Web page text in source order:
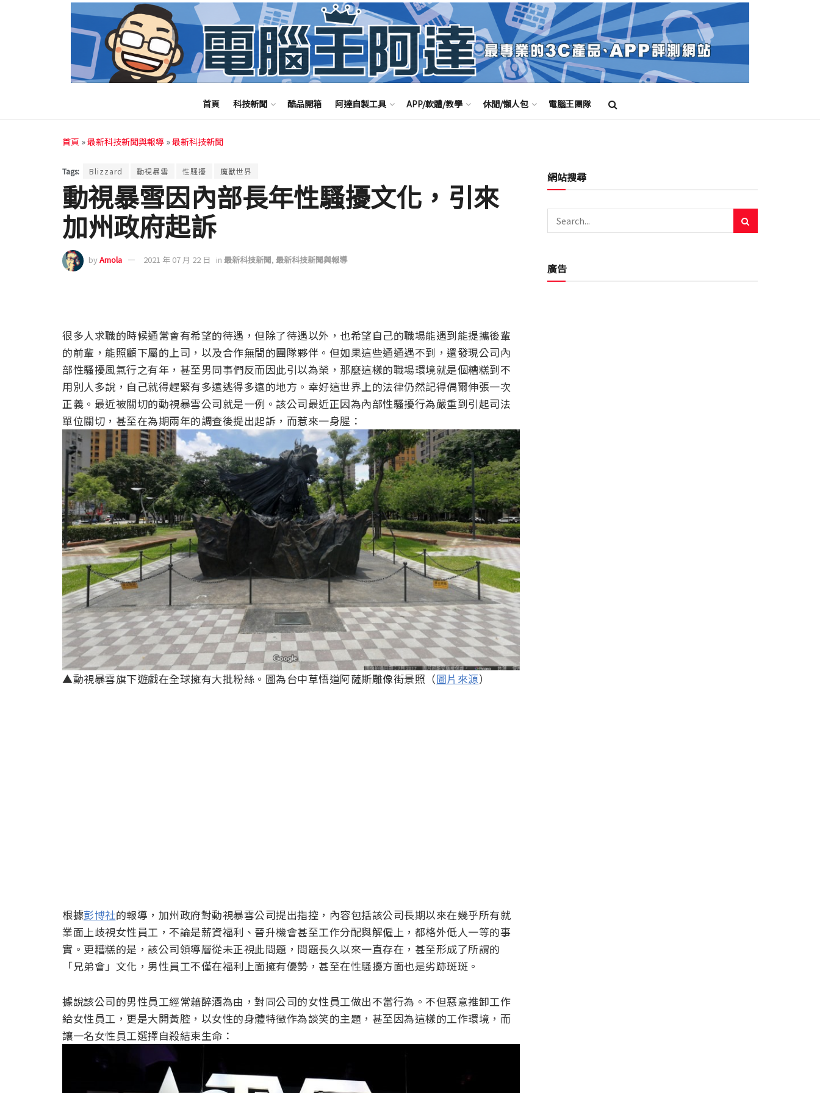
首頁 科技新聞 酷品開箱 阿達自製工具 APP/軟體/教學 休閒/懶人包 電腦王團隊
首頁 »最新科技新聞與報導 »最新科技新聞
Tags: Blizzard 動視暴雪 性騷擾 魔獸世界
動視暴雪因內部長年性騷擾文化，引來
加州政府起訴
byAmola 2021 年 07 月 22 日 in 最新科技新聞, 最新科技新聞與報導
很多人求職的時候通常會有希望的待遇，但除了待遇以外，也希望自己的職場能遇到能提攜後輩
的前輩，能照顧下屬的上司，以及合作無間的團隊夥伴。但如果這些通通遇不到，還發現公司內
部性騷擾風氣行之有年，甚至男同事們反而因此引以為榮，那麼這樣的職場環境就是個糟糕到不
用別人多說，自己就得趕緊有多遠逃得多遠的地方。幸好這世界上的法律仍然記得偶爾伸張一次
正義。最近被關切的動視暴雪公司就是一例。該公司最近正因為內部性騷擾行為嚴重到引起司法
單位關切，甚至在為期兩年的調查後提出起訴，而惹來一身腥：
▲動視暴雪旗下遊戲在全球擁有大批粉絲。圖為台中草悟道阿薩斯雕像街景照（圖片來源）
根據彭博社的報導，加州政府對動視暴雪公司提出指控，內容包括該公司長期以來在幾乎所有就
業面上歧視女性員工，不論是薪資福利、晉升機會甚至工作分配與解僱上，都格外低人一等的事
實。更糟糕的是，該公司領導層從未正視此問題，問題長久以來一直存在，甚至形成了所謂的
「兄弟會」文化，男性員工不僅在福利上面擁有優勢，甚至在性騷擾方面也是劣跡斑斑。
據說該公司的男性員工經常藉醉酒為由，對同公司的女性員工做出不當行為。不但惡意推卸工作
給女性員工，更是大開黃腔，以女性的身體特徵作為談笑的主題，甚至因為這樣的工作環境，而
讓一名女性員工選擇自殺結束生命：
網站搜尋
廣告